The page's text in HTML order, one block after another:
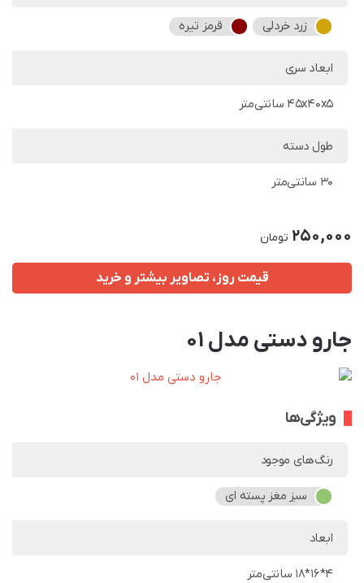
زرد خردلی قرمز تیره
ابعاد سری
45x40x5 سانتی‌متر
طول دسته
30 سانتی‌متر
250,000 تومان
قیمت روز، تصاویر بیشتر و خرید
جارو دستی مدل 01
ویژگی‌ها
رنگ‌های موجود
سبز مغز پسته ای
ابعاد
4*16*18 سانتی‌متر